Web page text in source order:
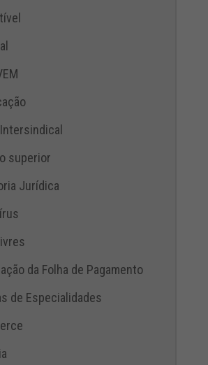
superior
Jurídica
da Folha de Pagamento
de Especialidades